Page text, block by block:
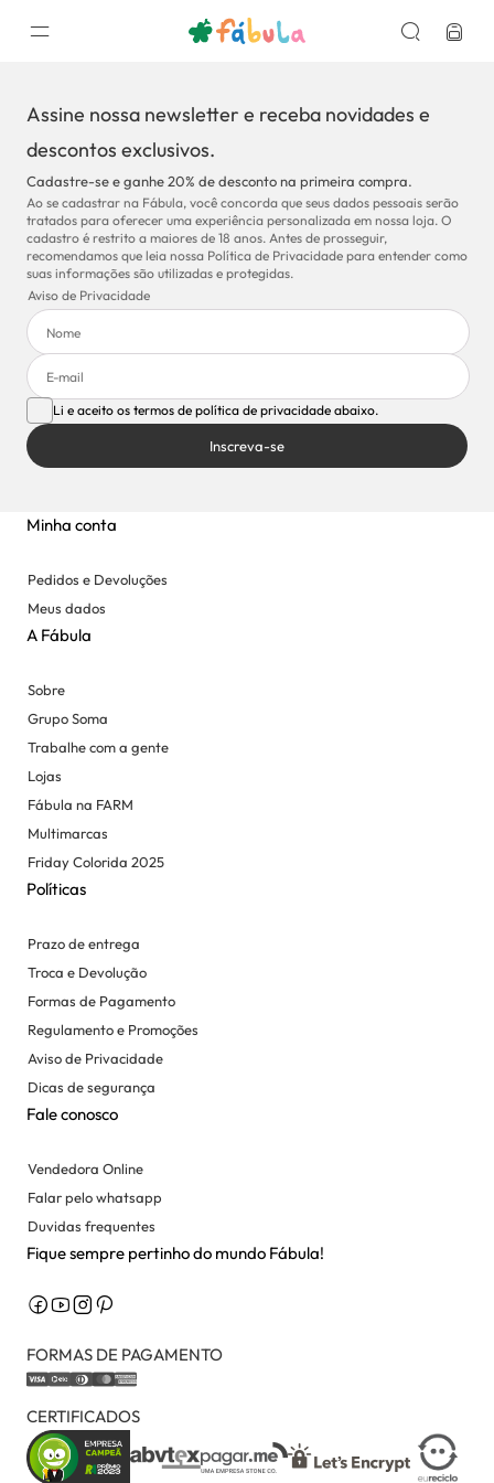
Assine nossa newsletter e receba novidades e
descontos exclusivos.
Cadastre-se e ganhe 20% de desconto na primeira compra.
Ao se cadastrar na Fábula, você concorda que seus dados pessoais serão
tratados para oferecer uma experiência personalizada em nossa loja. O
cadastro é restrito a maiores de 18 anos. Antes de prosseguir,
recomendamos que leia nossa Política de Privacidade para entender como
suas informações são utilizadas e protegidas.
Aviso de Privacidade
Li e aceito os termos de política de privacidade abaixo.
Inscreva-se
Minha conta
Pedidos e Devoluções
Meus dados
A Fábula
Sobre
Grupo Soma
Trabalhe com a gente
Lojas
Fábula na FARM
Multimarcas
Friday Colorida 2025
Políticas
Prazo de entrega
Troca e Devolução
Formas de Pagamento
Regulamento e Promoções
Aviso de Privacidade
Dicas de segurança
Fale conosco
Vendedora Online
Falar pelo whatsapp
Duvidas frequentes
Fique sempre pertinho do mundo Fábula!
FORMAS DE PAGAMENTO
CERTIFICADOS